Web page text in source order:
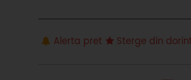
Alerta pret Sterge din